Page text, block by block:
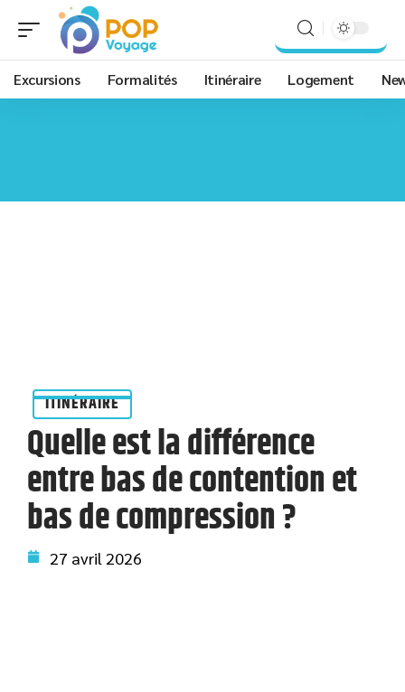
Excursions Formalités Itinéraire Logement
ITINÉRAIRE
Quelle est la différence
entre bas de contention et
bas de compression ?
27 avril 2026